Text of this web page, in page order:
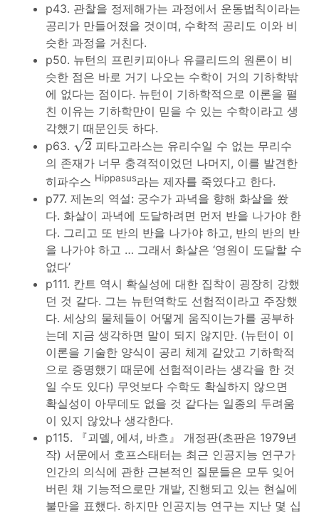
p43. 관찰을 정제해가는 과정에서 운동법칙이라는
공리가 만들어졌을 것이며, 수학적 공리도 이와 비
슷한 과정을 거친다.
p50. 뉴턴의 프린키피아나 유클리드의 원론이 비
슷한 점은 바로 거기 나오는 수학이 거의 기하학밖
에 없다는 점이다. 뉴턴이 기하학적으로 이론을 펼
친 이유는 기하학만이 믿을 수 있는 수학이라고 생
각했기 때문인듯 하다.
p63. √2
2
피타고라스는 유리수일 수 없는 무리수
의 존재가 너무 충격적이었던 나머지, 이를 발견한
히파수스 Hippasus라는 제자를 죽였다고 한다.
p77. 제논의 역설: 궁수가 과녁을 향해 화살을 쐈
다. 화살이 과녁에 도달하려면 먼저 반을 나가야 한
다. 그리고 또 반의 반을 나가야 하고, 반의 반의 반
을 나가야 하고 … 그래서 화살은 ‘영원이 도달할 수
없다’
p111. 칸트 역시 확실성에 대한 집착이 굉장히 강했
던 것 같다. 그는 뉴턴역학도 선험적이라고 주장했
다. 세상의 물체들이 어떻게 움직이는가를 공부하
는데 지금 생각하면 말이 되지 않지만. (뉴턴이 이
이론을 기술한 양식이 공리 체계 같았고 기하학적
으로 증명했기 때문에 선험적이라는 생각을 한 것
일 수도 있다) 무엇보다 수학도 확실하지 않으면
확실성이 아무데도 없을 것 같다는 일종의 두려움
이 있지 않았나 생각한다.
p115. 『괴델, 에셔, 바흐』 개정판(초판은 1979년
작) 서문에서 호프스태터는 최근 인공지능 연구가
인간의 의식에 관한 근본적인 질문들은 모두 잊어
버린 채 기능적으로만 개발, 진행되고 있는 현실에
불만을 표했다. 하지만 인공지능 연구는 지난 몇 십